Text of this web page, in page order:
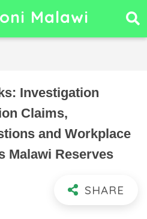
Malawi
Investigation
Claims,
and Workplace
Malawi Reserves